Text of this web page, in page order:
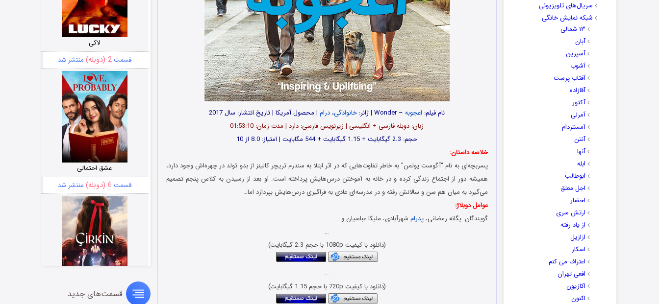
سریال‌های تلویزیونی
شبکه نمایش خانگی
۱۳ شمالی
آبان
آسپرین
آشوب
آفتاب پرست
آقازاده
آکتور
آمرلی
آمستردام
آنتن
آنها
ابله
ابوطالب
اجل معلق
احضار
ارتش سری
از یاد رفته
ازازیل
اسکار
اعتراف می کنم
افعی تهران
اکازیون
اکنون
نام فیلم: اعجوبه– Wonder | ژانر: خانوادگی، درام| محصول آمریکا | تاریخ انتشار: سال 2017
زبان: دوبله فارسی + انگلیسی | زیرنویس فارسی: دارد | مدت زمان: 01:53:10
حجم: 2.3 گیگابایت + 1.15 گیگابایت + 544 مگابایت | امتیاز: 8.0 از 10
خلاصه داستان:
پسربچه‌ای به نام “آگوست پولمن” به خاطر تفاوت‌هایی که در اثر ابتلا به سندرم تریچر کالینز از بدو تولد در چهره‌اش وجود دارد،
همیشه دور از اجتماع زندگی کرده و در خانه به آموختن درس‌هایش پرداخته است. او بعد از رسیدن به کلاس پنجم تصمیم
می‌گیرد به میان هم سن و سالانش رفته و در مدرسه‌ای عادی به فراگیری درس‌هایش بپردازد اما…
عوامل دوبلاژ:
گویندگان: یگانه رمضانی، پدرام شهرآبادی، ملیکا عباسیان و…
…
(دانلود با کیفیت 1080p با حجم 2.3 گیگابایت)
…
(دانلود با کیفیت 720p با حجم 1.15 گیگابایت)
لاکی
قسمت2 (دوبله) منتشر شد
عشق احتمالی
قسمت 6 (دوبله) منتشر شد
سریال زشت
قسمت‌های جدید